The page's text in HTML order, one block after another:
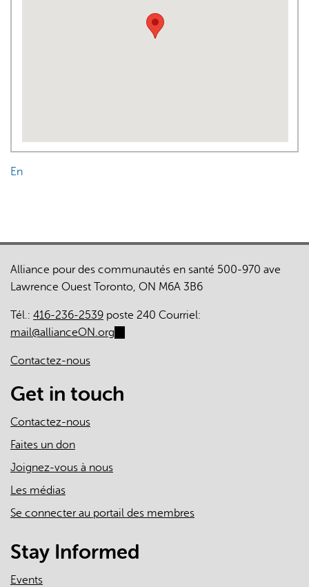
En
Alliance pour des communautés en santé 500-970 ave
Lawrence Ouest Toronto, ON M6A 3B6
Tél.: 416-236-2539 poste 240 Courriel:
mail@allianceON.org
mail)
Contactez-nous
Get in touch
Contactez-nous
Faites un don
Joignez-vous à nous
Les médias
Se connecter au portail des membres
Stay Informed
Events